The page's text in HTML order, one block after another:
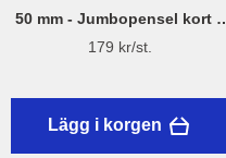
50 mm - Jumbopensel kort –
Flügger Pro Series
179 kr/st.
Lägg i korgen